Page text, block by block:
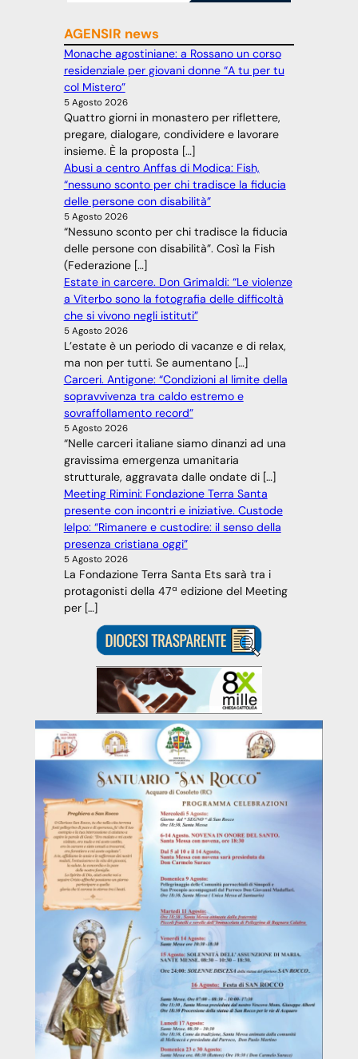
AGENSIR news
Monache agostiniane: a Rossano un corso
residenziale per giovani donne “A tu per tu
col Mistero”
5 Agosto 2026
Quattro giorni in monastero per riflettere,
pregare, dialogare, condividere e lavorare
insieme. È la proposta […]
Abusi a centro Anffas di Modica: Fish,
“nessuno sconto per chi tradisce la fiducia
delle persone con disabilità”
5 Agosto 2026
“Nessuno sconto per chi tradisce la fiducia
delle persone con disabilità”. Così la Fish
(Federazione […]
Estate in carcere. Don Grimaldi: “Le violenze
a Viterbo sono la fotografia delle difficoltà
che si vivono negli istituti”
5 Agosto 2026
L’estate è un periodo di vacanze e di relax,
ma non per tutti. Se aumentano […]
Carceri. Antigone: “Condizioni al limite della
sopravvivenza tra caldo estremo e
sovraffollamento record”
5 Agosto 2026
“Nelle carceri italiane siamo dinanzi ad una
gravissima emergenza umanitaria
strutturale, aggravata dalle ondate di […]
Meeting Rimini: Fondazione Terra Santa
presente con incontri e iniziative. Custode
Ielpo: “Rimanere e custodire: il senso della
presenza cristiana oggi”
5 Agosto 2026
La Fondazione Terra Santa Ets sarà tra i
protagonisti della 47ª edizione del Meeting
per […]